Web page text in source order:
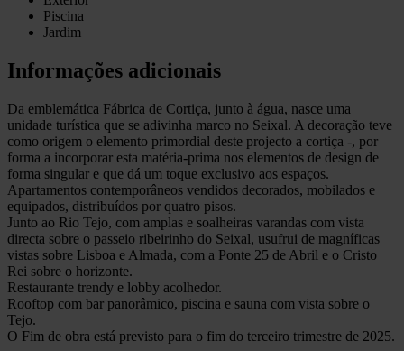
Piscina
Jardim
Informações adicionais
Da emblemática Fábrica de Cortiça, junto à água, nasce uma
unidade turística que se adivinha marco no Seixal. A decoração teve
como origem o elemento primordial deste projecto a cortiça -, por
forma a incorporar esta matéria-prima nos elementos de design de
forma singular e que dá um toque exclusivo aos espaços.
Apartamentos contemporâneos vendidos decorados, mobilados e
equipados, distribuídos por quatro pisos.
Junto ao Rio Tejo, com amplas e soalheiras varandas com vista
directa sobre o passeio ribeirinho do Seixal, usufrui de magníficas
vistas sobre Lisboa e Almada, com a Ponte 25 de Abril e o Cristo
Rei sobre o horizonte.
Restaurante trendy e lobby acolhedor.
Rooftop com bar panorâmico, piscina e sauna com vista sobre o
Tejo.
O Fim de obra está previsto para o fim do terceiro trimestre de 2025.